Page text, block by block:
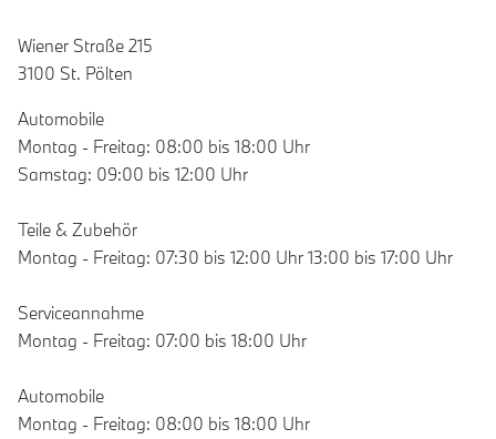
Wiener Straße 215
3100 St. Pölten
Automobile
Montag - Freitag: 08:00 bis 18:00 Uhr
Samstag: 09:00 bis 12:00 Uhr
Teile & Zubehör
Montag - Freitag: 07:30 bis 12:00 Uhr 13:00 bis 17:00 Uhr
Serviceannahme
Montag - Freitag: 07:00 bis 18:00 Uhr
Automobile
Montag - Freitag: 08:00 bis 18:00 Uhr